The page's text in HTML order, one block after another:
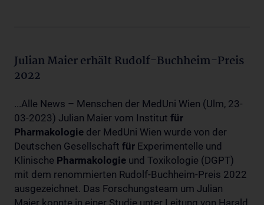
Julian Maier erhält Rudolf-Buchheim-Preis
2022
...Alle News – Menschen der MedUni Wien (Ulm, 23-
03-2023) Julian Maier vom Institut für
Pharmakologie der MedUni Wien wurde von der
Deutschen Gesellschaft für Experimentelle und
Klinische Pharmakologie und Toxikologie (DGPT)
mit dem renommierten Rudolf-Buchheim-Preis 2022
ausgezeichnet. Das Forschungsteam um Julian
Maier konnte in einer Studie unter Leitung von Harald